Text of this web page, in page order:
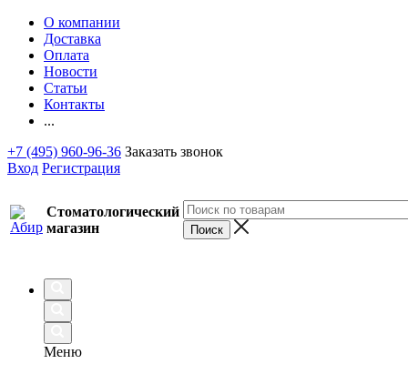
О компании
Доставка
Оплата
Новости
Статьи
Контакты
...
+7 (495) 960-96-36 Заказать звонок
Вход Регистрация
Стоматологический
магазин
Меню